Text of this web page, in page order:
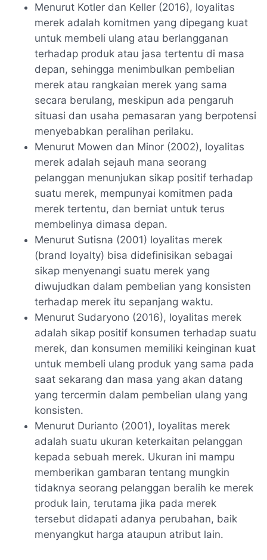
Menurut Kotler dan Keller (2016), loyalitas
merek adalah komitmen yang dipegang kuat
untuk membeli ulang atau berlangganan
terhadap produk atau jasa tertentu di masa
depan, sehingga menimbulkan pembelian
merek atau rangkaian merek yang sama
secara berulang, meskipun ada pengaruh
situasi dan usaha pemasaran yang berpotensi
menyebabkan peralihan perilaku.
Menurut Mowen dan Minor (2002), loyalitas
merek adalah sejauh mana seorang
pelanggan menunjukan sikap positif terhadap
suatu merek, mempunyai komitmen pada
merek tertentu, dan berniat untuk terus
membelinya dimasa depan.
Menurut Sutisna (2001) loyalitas merek
(brand loyalty) bisa didefinisikan sebagai
sikap menyenangi suatu merek yang
diwujudkan dalam pembelian yang konsisten
terhadap merek itu sepanjang waktu.
Menurut Sudaryono (2016), loyalitas merek
adalah sikap positif konsumen terhadap suatu
merek, dan konsumen memiliki keinginan kuat
untuk membeli ulang produk yang sama pada
saat sekarang dan masa yang akan datang
yang tercermin dalam pembelian ulang yang
konsisten.
Menurut Durianto (2001), loyalitas merek
adalah suatu ukuran keterkaitan pelanggan
kepada sebuah merek. Ukuran ini mampu
memberikan gambaran tentang mungkin
tidaknya seorang pelanggan beralih ke merek
produk lain, terutama jika pada merek
tersebut didapati adanya perubahan, baik
menyangkut harga ataupun atribut lain.